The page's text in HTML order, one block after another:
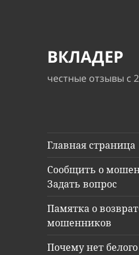
ВКЛАДЕР
честные отзывы с
Главная страница
Сообщить о
Задать вопрос
Памятка о
мошенников
Почему нет